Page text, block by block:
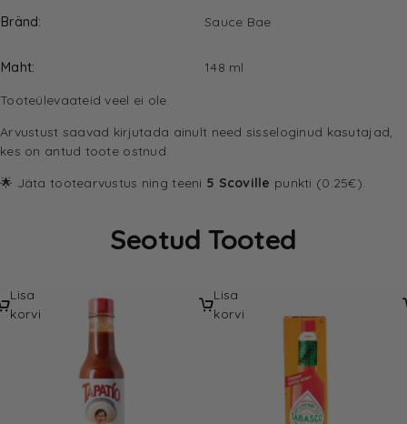
Bränd
Sauce Bae
Maht
148 ml
Tooteülevaateid veel ei ole.
Arvustust saavad kirjutada ainult need sisseloginud kasutajad,
kes on antud toote ostnud.
🌟 Jäta tootearvustus ning teeni 5 Scoville punkti (0.25€).
Seotud Tooted
Lisa
korvi
Lisa
korvi